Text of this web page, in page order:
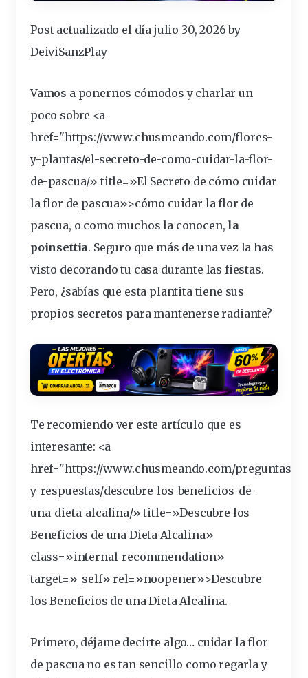
Post actualizado el día julio 30, 2026 by
DeiviSanzPlay
Vamos a ponernos cómodos y charlar un
poco sobre <a
href="https://www.chusmeando.com/flores-
y-plantas/el-secreto-de-como-cuidar-la-flor-
de-pascua/» title=»El Secreto de cómo cuidar
la flor de pascua»>cómo cuidar la flor de
pascua, o como muchos la conocen, la
poinsettia. Seguro que más de una vez la has
visto decorando tu casa durante las fiestas.
Pero, ¿sabías que esta plantitatiene sus
propios secretos para mantenerse radiante?
Te recomiendo ver este artículo que es
interesante: <a
href="https://www.chusmeando.com/preguntas-
y-respuestas/descubre-los-beneficios-de-
una-dieta-alcalina/» title=»Descubre los
Beneficios de una Dieta Alcalina»
class=»internal-recommendation»
target=»_self» rel=»noopener»>Descubre
los Beneficios de una Dieta Alcalina.
Primero, déjame decirte algo… cuidar la flor
de pascua no es tan sencillo comoregarla y